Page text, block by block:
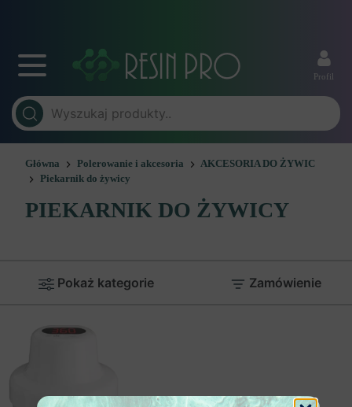
Profil
Główna Polerowanie i akcesoria
AKCESORIA DO ŻYWIC
Piekarnik do żywicy
PIEKARNIK DO ŻYWICY
Pokaż kategorie Zamówienie